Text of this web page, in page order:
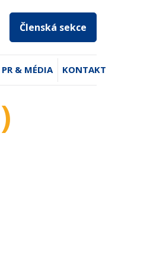
Členská sekce
PR & MÉDIA KONTAKT
)